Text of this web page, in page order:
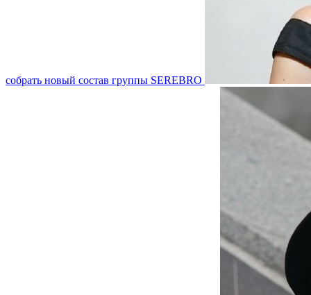
собрать новый состав группы SEREBRO